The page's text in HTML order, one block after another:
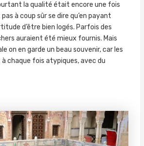
la qualité était encore une fois
à coup sûr se dire qu’en payant
d’être bien logés. Parfois des
auraient été mieux fournis. Mais
on en garde un beau souvenir, car les
chaque fois atypiques, avec du